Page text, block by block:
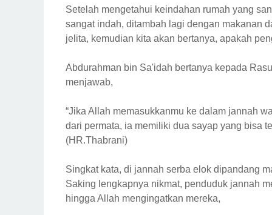
Setelah mengetahui keindahan rumah yang
sangat indah, ditambah lagi dengan makanan
jelita, kemudian kita akan bertanya, apakah
Abdurahman bin Sa'idah bertanya kepada
menjawab,
“Jika Allah memasukkanmu ke dalam jannah
dari permata, ia memiliki dua sayap yang bisa
(HR.Thabrani)
Singkat kata, di jannah serba elok dipandang
Saking lengkapnya nikmat, penduduk jannah
hingga Allah mengingatkan mereka,